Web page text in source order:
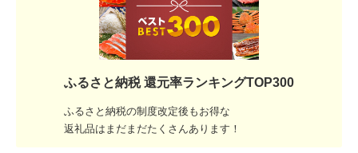
ふるさと納税 還元率ランキングTOP300
ふるさと納税の制度改定後もお得な
返礼品はまだまだたくさんあります！